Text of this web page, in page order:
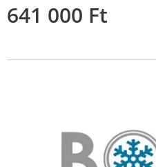
641 000 Ft